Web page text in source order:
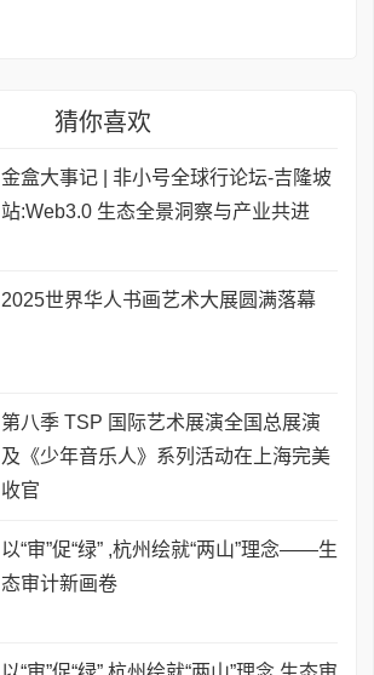
猜你喜欢
金盒大事记 | 非小号全球行论坛-吉隆坡
站:Web3.0 生态全景洞察与产业共进
2025世界华人书画艺术大展圆满落幕
第八季 TSP 国际艺术展演全国总展演
及《少年音乐人》系列活动在上海完美
收官
以“审”促“绿” ,杭州绘就“两山”理念——生
态审计新画卷